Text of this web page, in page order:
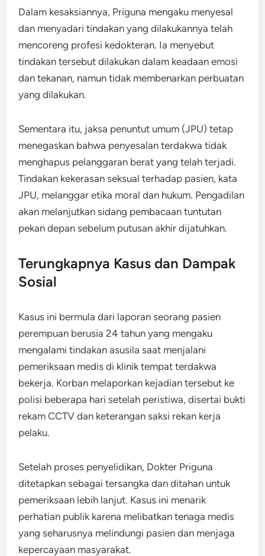
Dalam kesaksiannya, Priguna mengaku menyesal
dan menyadari tindakan yang dilakukannya telah
mencoreng profesi kedokteran. Ia menyebut
tindakan tersebut dilakukan dalam keadaan emosi
dan tekanan, namun tidak membenarkan perbuatan
yang dilakukan.
Sementara itu, jaksa penuntut umum (JPU) tetap
menegaskan bahwa penyesalan terdakwa tidak
menghapus pelanggaran berat yang telah terjadi.
Tindakan kekerasan seksual terhadap pasien, kata
JPU, melanggar etika moral dan hukum. Pengadilan
akan melanjutkan sidang pembacaan tuntutan
pekan depan sebelum putusan akhir dijatuhkan.
Terungkapnya Kasus dan Dampak
Sosial
Kasus ini bermula dari laporan seorang pasien
perempuan berusia 24 tahun yang mengaku
mengalami tindakan asusila saat menjalani
pemeriksaan medis di klinik tempat terdakwa
bekerja. Korban melaporkan kejadian tersebut ke
polisi beberapa hari setelah peristiwa, disertai bukti
rekam CCTV dan keterangan saksi rekan kerja
pelaku.
Setelah proses penyelidikan, Dokter Priguna
ditetapkan sebagai tersangka dan ditahan untuk
pemeriksaan lebih lanjut. Kasus ini menarik
perhatian publik karena melibatkan tenaga medis
yang seharusnya melindungi pasien dan menjaga
kepercayaan masyarakat.